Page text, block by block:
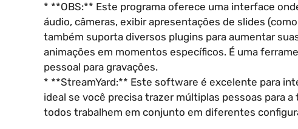
* **OBS:** Este programa oferece uma interface
áudio, câmeras, exibir apresentações de slides
também suporta diversos plugins para aumentar
animações em momentos específicos. É uma
pessoal para gravações.
* **StreamYard:** Este software é excelente para
ideal se você precisa trazer múltiplas pessoas para
todos trabalhem em conjunto em diferentes